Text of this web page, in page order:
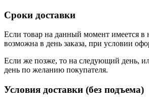
Сроки доставки
Если товар на данный момент имеется в
возможна в день заказа, при условии
Если же позже, то на следующий день,
день по желанию покупателя.
Условия доставки (без подъема)